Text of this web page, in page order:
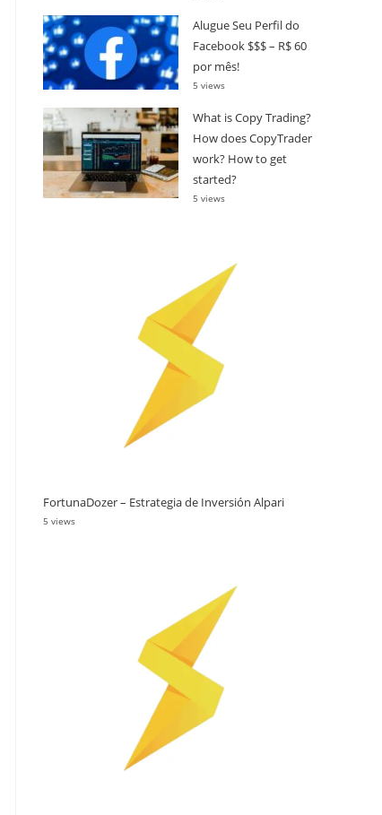
Alugue Seu Perfil do
Facebook $$$ – R$ 60
por mês!
5 views
What is Copy Trading?
How does CopyTrader
work? How to get
started?
5 views
FortunaDozer – Estrategia de Inversión Alpari
5 views